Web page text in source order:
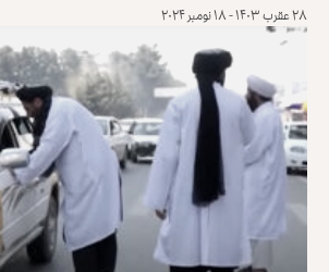
۲۸ عقرب ۱۴۰۳ - ۱۸ نومبر ۲۰۲۴